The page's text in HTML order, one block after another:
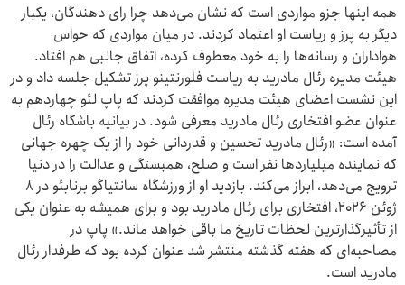
همه اینها جزو مواردی است که نشان می‌دهد چرا رای دهندگان، یکبار
دیگر به پرز و ریاست او اعتماد کردند. در میان مواردی که حواس
هواداران و رسانه‌ها را به خود معطوف کرده، اتفاق جالبی هم افتاد.
هیئت مدیره رئال مادرید به ریاست فلورنتینو پرز تشکیل جلسه داد و در
این نشست اعضای هیئت مدیره موافقت کردند که پاپ لئو چهاردهم به
عنوان عضو افتخاری رئال مادرید معرفی شود. در بیانیه باشگاه رئال
آمده است: «رئال مادرید تحسین و قدردانی خود را از یک چهره جهانی
که نماینده میلیاردها نفر است و صلح، همبستگی و عدالت را در دنیا
ترویج می‌دهد، ابراز می‌کند. بازدید او از ورزشگاه سانتیاگو برنابئو در ۸
ژوئن ۲۰۲۶، افتخاری برای رئال مادرید بود و برای همیشه به عنوان یکی
از تأثیرگذارترین لحظات تاریخ ما باقی خواهد ماند.» پاپ در
مصاحبه‌ای که هفته گذشته منتشر شد عنوان کرده بود که طرفدار رئال
مادرید است.